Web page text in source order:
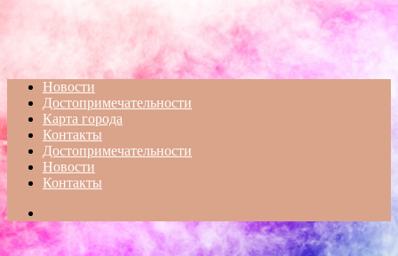
Новости
Достопримечательности
Карта города
Контакты
Достопримечательности
Новости
Контакты
for